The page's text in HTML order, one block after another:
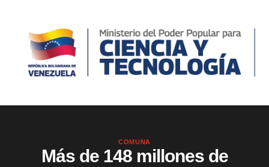
COMUNA
Más de 148 millones de